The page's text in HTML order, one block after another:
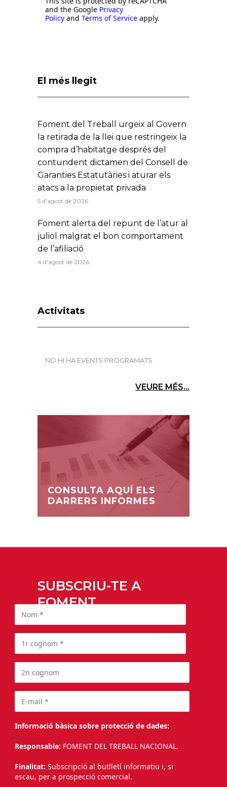
and the Google Privacy
Policy and Terms of Service apply.
El més llegit
Foment del Treball urgeix al Govern
la retirada de la llei que restringeix la
compra d’habitatge després del
contundent dictamen del Consell de
Garanties Estatutàries i aturar els
atacs a la propietat privada
5 d'agost de 2026
Foment alerta del repunt de l’atur al
juliol malgrat el bon comportament
de l’afiliació
4 d'agost de 2026
Activitats
NO HI HA EVENTS PROGRAMATS
VEURE MÉS...
CONSULTA AQUÍ ELS
DARRERS INFORMES
SUBSCRIU-TE A
FOMENT
Informació bàsica sobre protecció de dades:
Responsable: FOMENT DEL TREBALL NACIONAL.
Finalitat: Subscripció al butlletí informatiu i, si
escau, per a prospecció comercial.